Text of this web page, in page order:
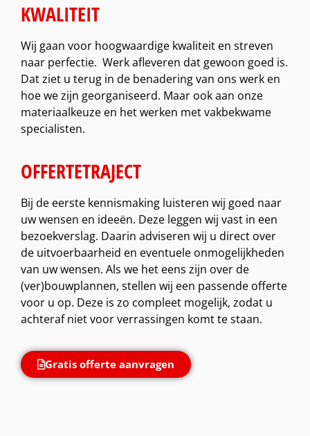
KWALITEIT
Wij gaan voor hoogwaardige kwaliteit en streven
naar perfectie. Werk afleveren dat gewoon goed is.
Dat ziet u terug in de benadering van ons werk en
hoe we zijn georganiseerd. Maar ook aan onze
materiaalkeuze en het werken met vakbekwame
specialisten.
OFFERTETRAJECT
Bij de eerste kennismaking luisteren wij goed naar
uw wensen en ideeën. Deze leggen wij vast in een
bezoekverslag. Daarin adviseren wij u direct over
de uitvoerbaarheid en eventuele onmogelijkheden
van uw wensen. Als we het eens zijn over de
(ver)bouwplannen, stellen wij een passende offerte
voor u op. Deze is zo compleet mogelijk, zodat u
achteraf niet voor verrassingen komt te staan.
Gratis offerte aanvragen